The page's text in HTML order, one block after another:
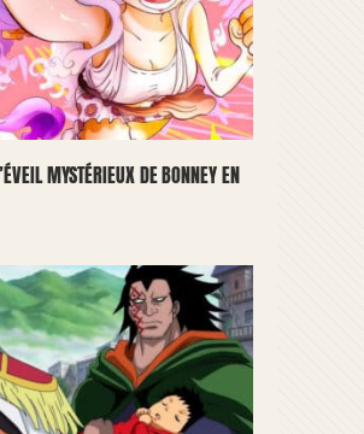
MYSTÉRIEUX DE BONNEY EN